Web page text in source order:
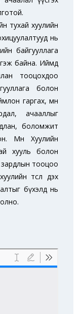
тухай хуулийн
нь
байгууллага
байна. Иймд
тооцохдоо
болон
гаргах, мөн
ачааллыг
боломжит
Мөн Хуулийн
хууль болон
зардлын тооцоо
төсөл дэх
бүхэлд нь